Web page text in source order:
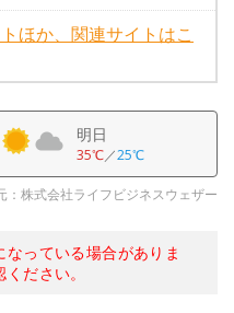
ほか、関連サイトはこ
明日
35℃／25℃
：株式会社ライフビジネスウェザー
っている場合がありま
ださい。